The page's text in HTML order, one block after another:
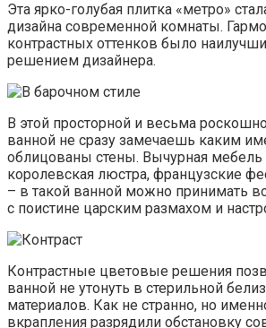
Эта ярко-голубая плитка «метро»
дизайна современной комнаты.
контрастных оттенков было
решением дизайнера.
В этой просторной и весьма
ванной не сразу замечаешь каким
облицованы стены. Вычурная мебель
королевская люстра, французские
– в такой ванной можно принимать
с поистине царским размахом и
Контрастные цветовые решения
ванной не утонуть в стерильной
материалов. Как не странно, но
вкрапления разрядили обстановку